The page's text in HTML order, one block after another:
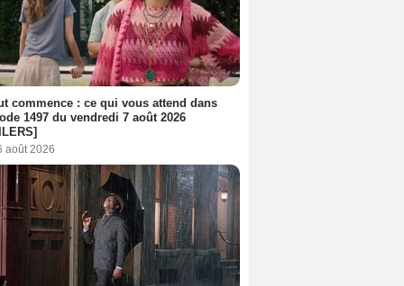
commence : ce qui vous attend dans
1497 du vendredi 7 août 2026
août 2026